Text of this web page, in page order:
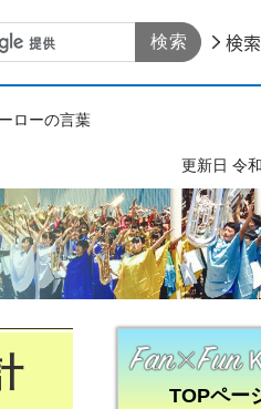
検
ローの言葉
更新日 令
TOPペー